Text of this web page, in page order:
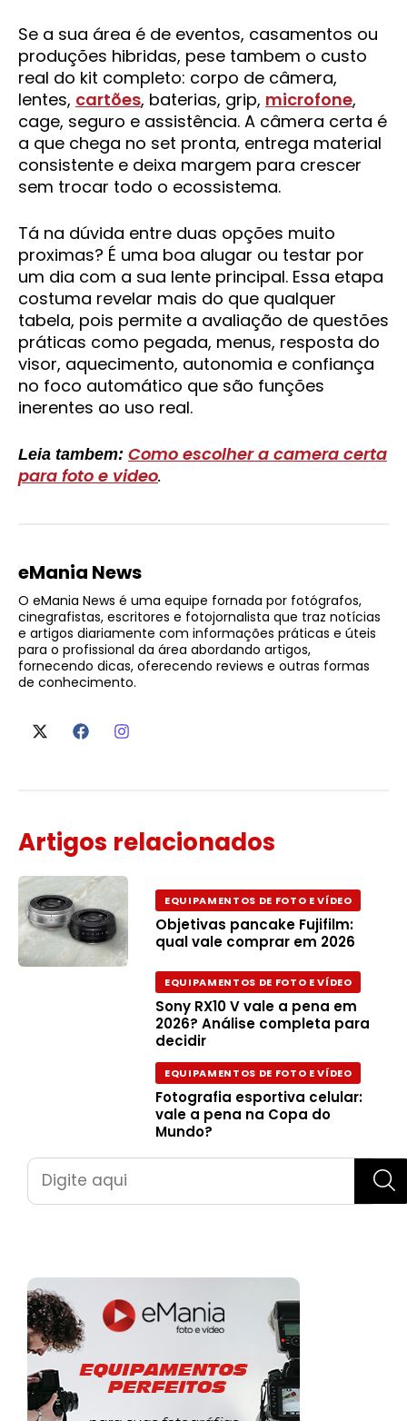
Se a sua área é de eventos, casamentos ou
produções hibridas, pese tambem o custo
real do kit completo: corpo de câmera,
lentes, cartões, baterias, grip, microfone,
cage, seguro e assistência. A câmera certa é
a que chega no set pronta, entrega material
consistente e deixa margem para crescer
sem trocar todo o ecossistema.
Tá na dúvida entre duas opções muito
proximas? É uma boa alugar ou testar por
um dia com a sua lente principal. Essa etapa
costuma revelar mais do que qualquer
tabela, pois permite a avaliação de questões
práticas como pegada, menus, resposta do
visor, aquecimento, autonomia e confiança
no foco automático que são funções
inerentes ao uso real.
Leia tambem: Como escolher a camera certa
para foto e video.
eMania News
O eMania News é uma equipe fornada por fotógrafos,
cinegrafistas, escritores e fotojornalista que traz notícias
e artigos diariamente com informações práticas e úteis
para o profissional da área abordando artigos,
fornecendo dicas, oferecendo reviews e outras formas
de conhecimento.
Artigos relacionados
EQUIPAMENTOS DE FOTO E VÍDEO
Objetivas pancake Fujifilm:
qual vale comprar em 2026
EQUIPAMENTOS DE FOTO E VÍDEO
Sony RX10 V vale a pena em
2026? Análise completa para
decidir
EQUIPAMENTOS DE FOTO E VÍDEO
Fotografia esportiva celular:
vale a pena na Copa do
Mundo?
Pesquisar